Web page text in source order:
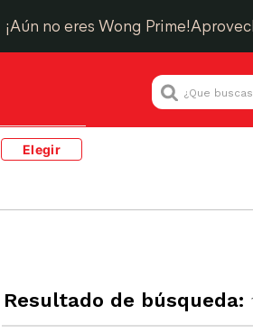
¡Aún no eres Wong Prime!
¿Que buscas
Elegir
Resultado de búsqueda: